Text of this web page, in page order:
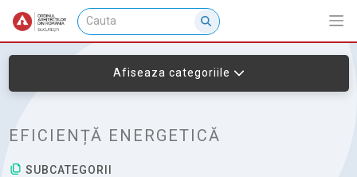
Afiseaza categoriile
EFICIENȚĂ ENERGETICĂ
SUBCATEGORII